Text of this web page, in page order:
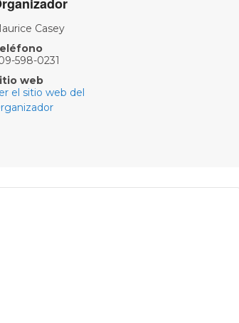
Casey
598-0231
web
el sitio web del